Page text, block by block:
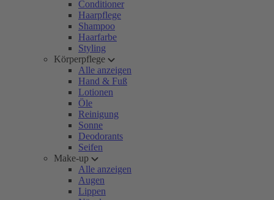
Conditioner
Haarpflege
Shampoo
Haarfarbe
Styling
Körperpflege
Alle anzeigen
Hand & Fuß
Lotionen
Öle
Reinigung
Sonne
Deodorants
Seifen
Make-up
Alle anzeigen
Augen
Lippen